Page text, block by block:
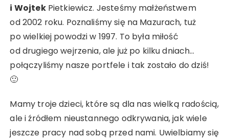
i WojtekPietkiewicz. Jesteśmy małżeństwem
od 2002 roku. Poznaliśmy się na Mazurach, tuż
po wielkiej powodzi w 1997. To była miłość
od drugiego wejrzenia, ale już po kilku dniach…
połączyliśmy nasze portfele i tak zostało do dziś!
🙂
Mamy troje dzieci, które są dla nas wielką radością,
ale i źródłem nieustannego odkrywania, jak wiele
jeszcze pracy nad sobą przed nami. Uwielbiamy się